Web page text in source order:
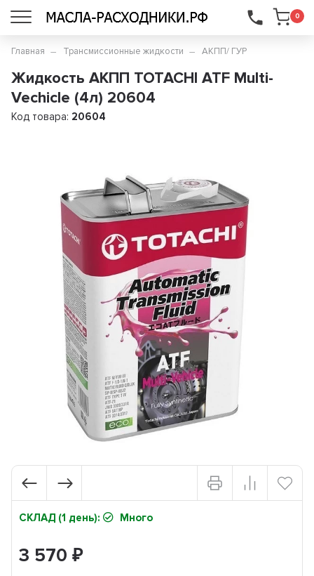
0
...
Главная Трансмиссионные жидкости АКПП/ ГУР
Жидкость АКПП TOTACHI ATF Multi-
Vechicle (4л) 20604
Код товара: 20604
СКЛАД (1 день): Много
3 570₽